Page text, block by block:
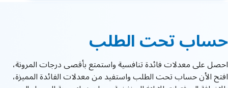
حساب تحت الطلب
احصل على معدلات فائدة تنافسية واستمتع بأقصى درجات المرونة،
افتح الأن حساب تحت الطلب واستفيد من معدلات الفائدة المميزة،